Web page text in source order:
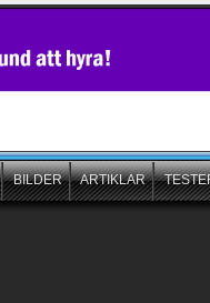
BILDER ARTIKLAR